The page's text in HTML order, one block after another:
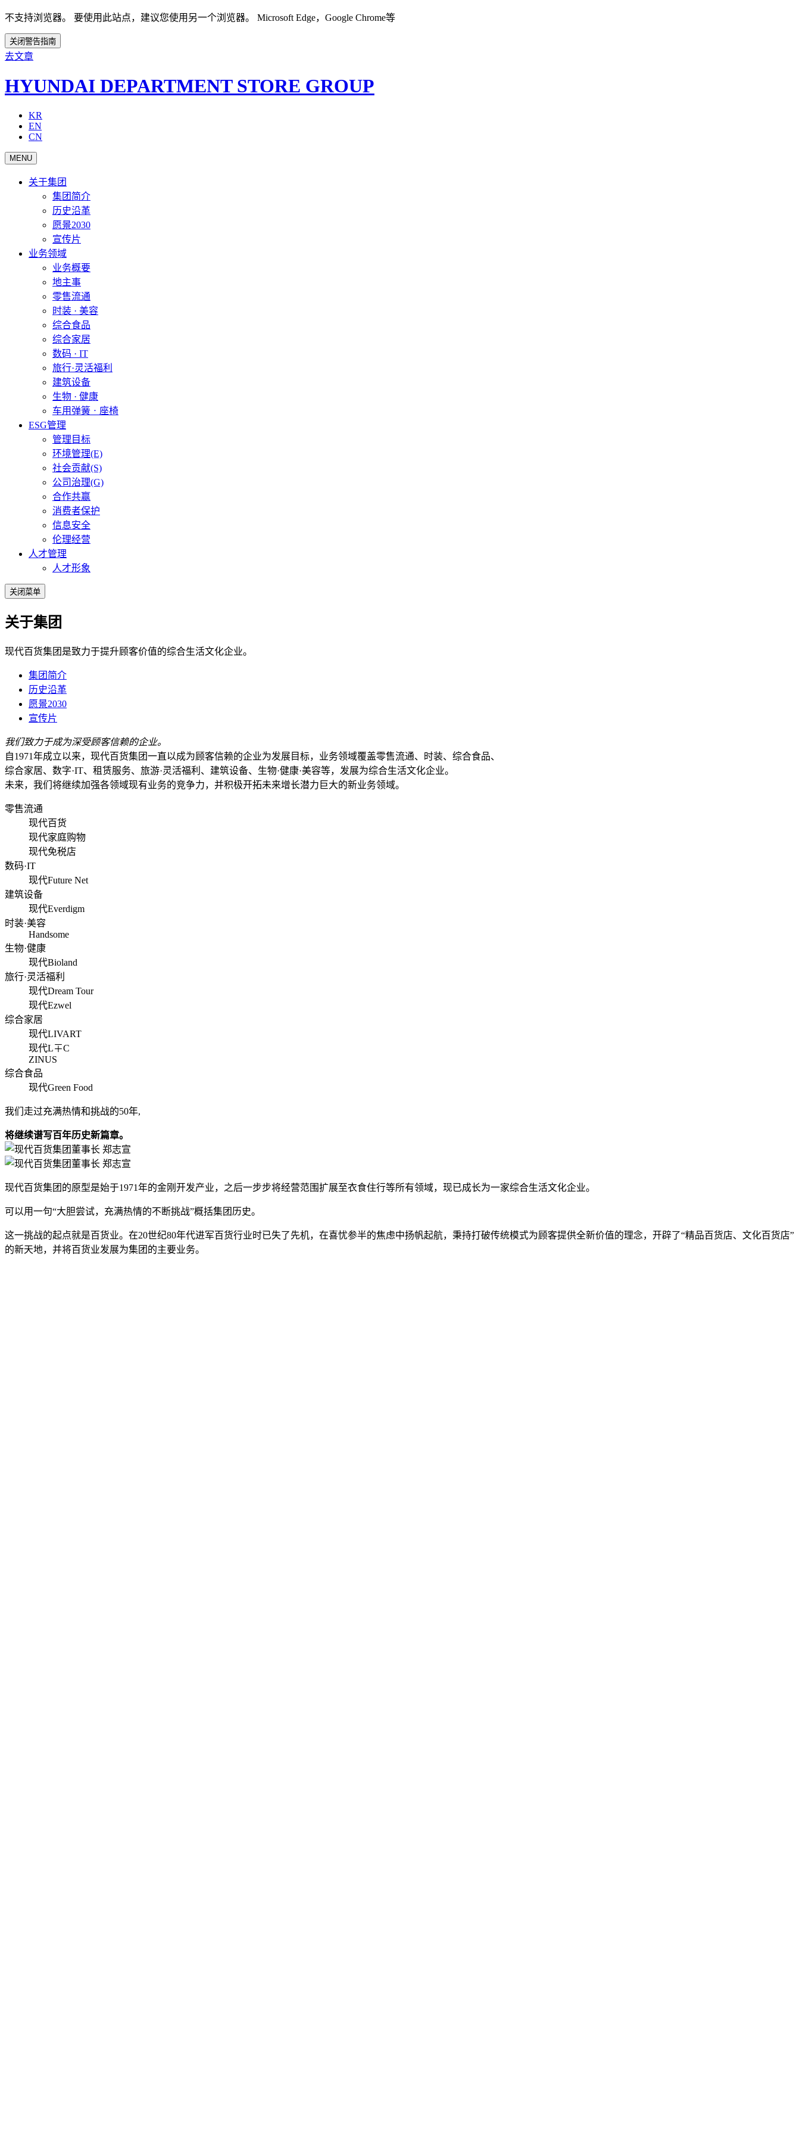
不支持浏览器。 要使用此站点，建议您使用另一个浏览器。 Microsoft Edge，Google Chrome等
关闭警告指南
去文章
HYUNDAI DEPARTMENT STORE GROUP
KR
EN
CN
MENU
关于集团
集团简介
历史沿革
愿景2030
宣传片
业务领域
业务概要
地主事
零售流通
时装 · 美容
综合食品
综合家居
数码 · IT
旅行·灵活福利
建筑设备
生物 · 健康
车用弹簧ㆍ座椅
ESG管理
管理目标
环境管理(E)
社会贡献(S)
公司治理(G)
合作共赢
消费者保护
信息安全
伦理经营
人才管理
人才形象
关闭菜单
关于集团
现代百货集团是致力于提升顾客价值的综合生活文化企业。
集团简介
历史沿革
愿景2030
宣传片
我们致力于成为深受顾客信赖的企业。
自1971年成立以来，现代百货集团一直以成为顾客信赖的企业为发展目标，业务领域覆盖零售流通、时装、综合食品、
综合家居、数字·IT、租赁服务、旅游·灵活福利、建筑设备、生物·健康·美容等，发展为综合生活文化企业。
未来，我们将继续加强各领域现有业务的竞争力，并积极开拓未来增长潜力巨大的新业务领域。
零售流通
现代百货
现代家庭购物
现代免税店
数码·IT
现代Future Net
建筑设备
现代Everdigm
时装·美容
Handsome
生物·健康
现代Bioland
旅行·灵活福利
现代Dream Tour
现代Ezwel
综合家居
现代LIVART
现代L∓C
ZINUS
综合食品
现代Green Food
我们走过充满热情和挑战的50年,
将继续谱写百年历史新篇章。
现代百货集团的原型是始于1971年的金刚开发产业，之后一步步将经营范围扩展至衣食住行等所有领域，现已成长为一家综合生活文化企业。
可以用一句“大胆尝试，充满热情的不断挑战”概括集团历史。
这一挑战的起点就是百货业。在20世纪80年代进军百货行业时已失了先机，在喜忧参半的焦虑中扬帆起航，秉持打破传统模式为顾客提供全新价值的理念，开辟了“精品百货店、文化百货店”
的新天地，并将百货业发展为集团的主要业务。